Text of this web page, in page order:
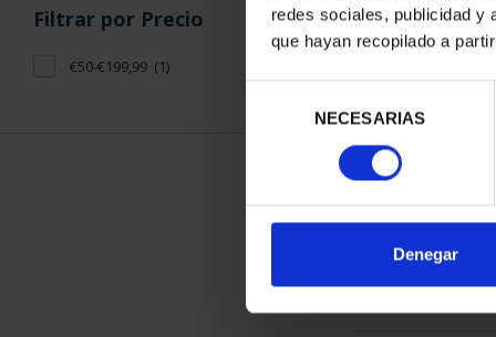
redes sociales, publicidad y
que hayan recopilado a
consentimiento
NECESARIAS
Denegar
Filtrar por Precio
€50-€199,99 (1)
CIUDADES
ORDENAR POR: